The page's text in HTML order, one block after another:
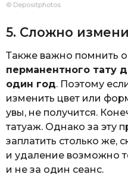
© Depositphotos
5. Сложно
Также важно помнить о
перманентного тату
один год. Поэтому
изменить цвет или
увы, не получится.
татуаж. Однако за эту
заплатить столько же,
и удаление возможно
и не за один сеанс.